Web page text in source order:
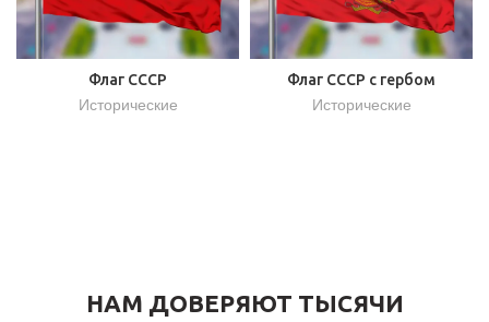
Флаг СССР
Исторические
Флаг СССР с гербом
Исторические
НАМ ДОВЕРЯЮТ ТЫСЯЧИ